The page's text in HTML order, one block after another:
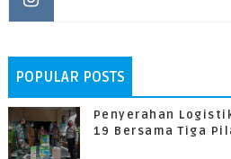
POPULAR POSTS
Penyerahan
19 Bersama Tiga